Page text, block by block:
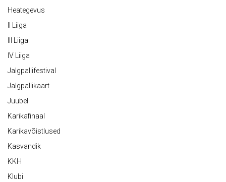
Heategevus
II Liiga
III Liiga
IV Liiga
Jalgpallifestival
Jalgpallikaart
Juubel
Karikafinaal
Karikavõistlused
Kasvandik
KKH
Klubi